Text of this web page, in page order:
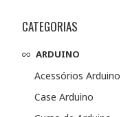
CATEGORIAS
ARDUINO
Acessórios Arduino
Case Arduino